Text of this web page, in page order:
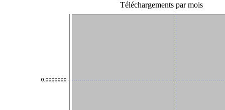
Téléchargements par mois